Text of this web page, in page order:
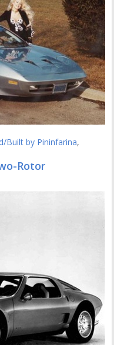
Built by Pininfarina,
Rotor